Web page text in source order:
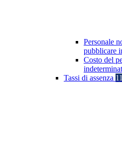
Personale
pubblicare
Costo del
Tassi di assenza 11